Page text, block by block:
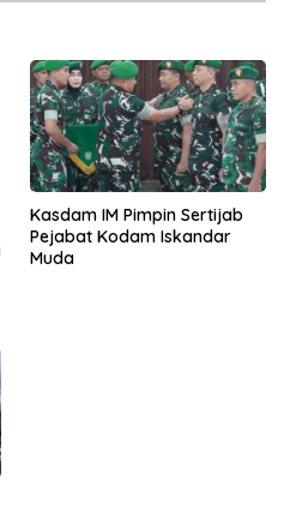
Kasdam IM Pimpin Sertijab
Pejabat Kodam Iskandar
Muda